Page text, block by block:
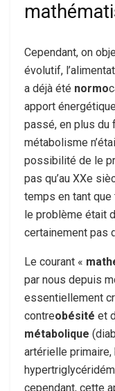
Cependant, on
évolutif,
a déjà été normo
apport
passé, en plus du
métabolisme
possibilité de le
pas qu’au XXe
temps en tant que
le problème était
certainement pas
Le courant «
par nous depuis
essentiellement
contreobésité et
métabolique
artérielle
cependant, cette